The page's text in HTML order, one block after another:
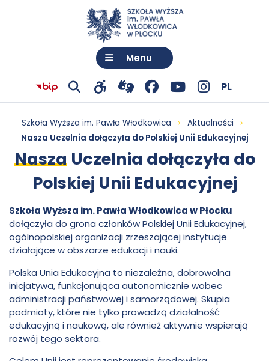
Nasza
Uczelnia
dołączyła
do
Polskiej
Unii
Edukacyjnej
-
Menu
informacji
Publicznej
Szkoły
Wyższej
im.
Pawła
Włodkowica
wyszukiwarkę
narzędziado
połączenia
tłumaczem
języka
migowego
się
w
karcie
-
w
nowej
karcie
się
karcie
-
się
w
nowej
karcie
się
nowej
karcie
-
się
w
nowej
karcie
się
nowej
karcie
Język:
Polski
PL
Szkoła Wyższa im. Pawła Włodkowica
Aktualności
Nasza Uczelnia dołączyła do Polskiej Unii Edukacyjnej
NaszaUczelnia dołączyła do
Polskiej Unii Edukacyjnej
Szkoła Wyższa im. Pawła Włodkowica w Płocku
dołączyła do grona członków Polskiej Unii Edukacyjnej,
ogólnopolskiej organizacji zrzeszającej instytucje
działające w obszarze edukacji i nauki.
Polska Unia Edukacyjna to niezależna, dobrowolna
inicjatywa, funkcjonująca autonomicznie wobec
administracji państwowej i samorządowej. Skupia
podmioty, które nie tylko prowadzą działalność
edukacyjną i naukową, ale również aktywnie wspierają
rozwój tego sektora.